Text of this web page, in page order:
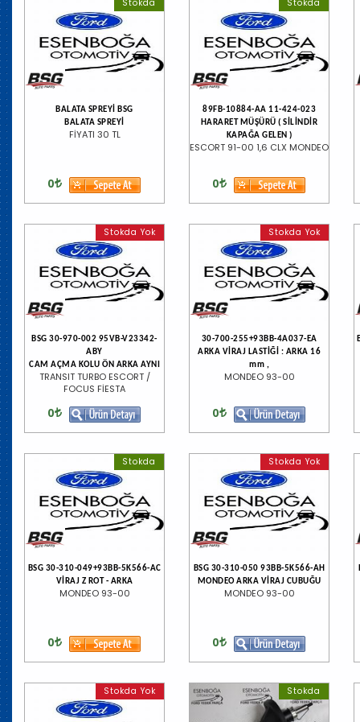
Stokda
BALATA SPREYİ BSG
BALATA SPREYİ
FİYATI 30 TL
0
Stokda
89FB-10884-AA 11-424-023
HARARET MÜŞÜRÜ ( SİLİNDİR
KAPAĞA GELEN )
ESCORT 91-00 1,6 CLX MONDEO
0
Stokda Yok
BSG 30-970-002 95VB-V23342-
ABY
CAM AÇMA KOLU ÖN ARKA AYNI
TRANSIT TURBO ESCORT /
FOCUS FİESTA
0
Stokda Yok
30-700-255+93BB-4A037-EA
ARKA VİRAJ LASTİĞİ : ARKA 16
mm ,
MONDEO 93-00
0
Stokda
BSG 30-310-049+93BB-5K566-AC
VİRAJ Z ROT - ARKA
MONDEO 93-00
0
Stokda Yok
BSG 30-310-050 93BB-5K566-AH
MONDEO ARKA VİRAJ CUBUĞU
MONDEO 93-00
0
Stokda Yok Stokda